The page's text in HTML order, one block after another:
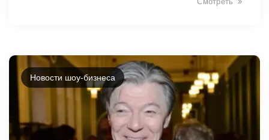
Новости шоу-бизнеса